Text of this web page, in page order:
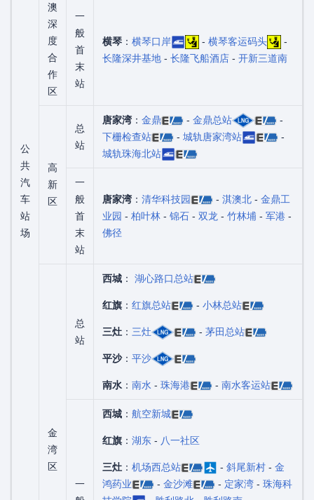
公
共
汽
车
站
场
澳
深
度
合
作
区
一
般
首
末
站
横琴 ： 横琴口岸 - 横琴客运码头
-
长隆深井基地 - 长隆飞船酒店 - 开新三道南
高
新
区
总
站
唐家湾 ： 金鼎 - 金鼎总站
-
下栅检查站
- 城轨唐家湾站
-
城轨珠海北站
一
般
首
末
站
唐家湾 ： 清华科技园 - 淇澳北 - 金鼎工
业园 - 柏叶林 - 锦石 - 双龙 - 竹林埔 - 军港 -
佛径
金
湾
区
总
站
西城 ： 湖心路口总站
红旗 ： 红旗总站 - 小林总站
三灶 ： 三灶 - 茅田总站
平沙： 平沙
南水 ： 南水 - 珠海港 - 南水客运站
一
西城 ： 航空新城
红旗 ： 湖东 - 八一社区
三灶 ： 机场西总站 - 斜尾新村 - 金
鸿药业
- 金沙滩 - 定家湾 - 珠海科